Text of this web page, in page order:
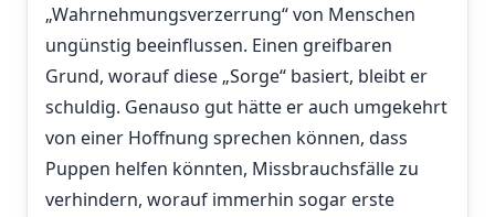
„Wahrnehmungsverzerrung“ von Menschen
ungünstig beeinflussen. Einen greifbaren
Grund, worauf diese „Sorge“ basiert, bleibt er
schuldig. Genauso gut hätte er auch umgekehrt
von einer Hoffnung sprechen können, dass
Puppen helfen könnten, Missbrauchsfälle zu
verhindern, worauf immerhin sogar erste